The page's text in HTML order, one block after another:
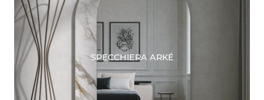
SPECCHIERA ARKÉ